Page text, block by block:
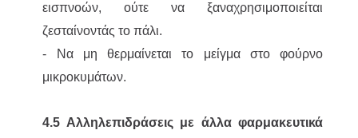
εισπνοών, ούτε να ξαναχρησιμοποιείται
ζεσταίνοντάς το πάλι.
-
Να μη θερμαίνεται το μείγμα στο φούρνο
μικροκυμάτων.
4.5 Αλληλεπιδράσεις με άλλα φαρμακευτικά